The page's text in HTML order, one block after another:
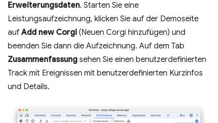
Erweiterungsdaten. Starten Sie eine
Leistungsaufzeichnung, klicken Sie auf der Demoseite
aufAdd new Corgi (Neuen Corgi hinzufügen) und
beenden Sie dann die Aufzeichnung. Auf dem Tab
Zusammenfassung sehen Sie einen benutzerdefinierten
Track mit Ereignissen mit benutzerdefinierten Kurzinfos
und Details.